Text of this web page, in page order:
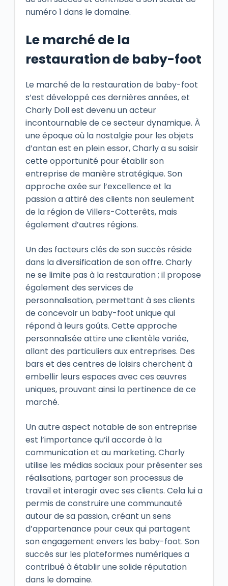
numéro 1 dans le domaine.
Le marché de la
restauration de baby-foot
Le marché de la restauration de baby-foot
s’est développé ces dernières années, et
Charly Doll est devenu un acteur
incontournable de ce secteur dynamique. À
une époque où la nostalgie pour les objets
d’antan est en plein essor, Charly a su saisir
cette opportunité pour établir son
entreprise de manière stratégique. Son
approche axée sur l’excellence et la
passion a attiré des clients non seulement
de la région de Villers-Cotterêts, mais
également d’autres régions.
Un des facteurs clés de son succès réside
dans la diversification de son offre. Charly
ne se limite pas à la restauration ; il propose
également des services de
personnalisation, permettant à ses clients
de concevoir un baby-foot unique qui
répond à leurs goûts. Cette approche
personnalisée attire une clientèle variée,
allant des particuliers aux entreprises. Des
bars et des centres de loisirs cherchent à
embellir leurs espaces avec ces œuvres
uniques, prouvant ainsi la pertinence de ce
marché.
Un autre aspect notable de son entreprise
est l’importance qu’il accorde à la
communication et au marketing. Charly
utilise les médias sociaux pour présenter ses
réalisations, partager son processus de
travail et interagir avec ses clients. Cela lui a
permis de construire une communauté
autour de sa passion, créant un sens
d’appartenance pour ceux qui partagent
son engagement envers les baby-foot. Son
succès sur les plateformes numériques a
contribué à établir une solide réputation
dans le domaine.